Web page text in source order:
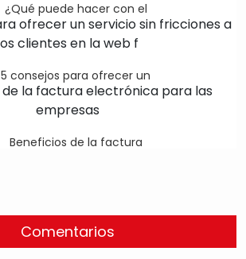
¿Qué puede hacer con el
5 consejos para ofrecer un
Beneficios de la factura
Comentarios